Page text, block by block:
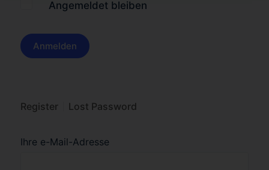
Angemeldet bleiben
Register Lost Password
Ihre e-Mail-Adresse